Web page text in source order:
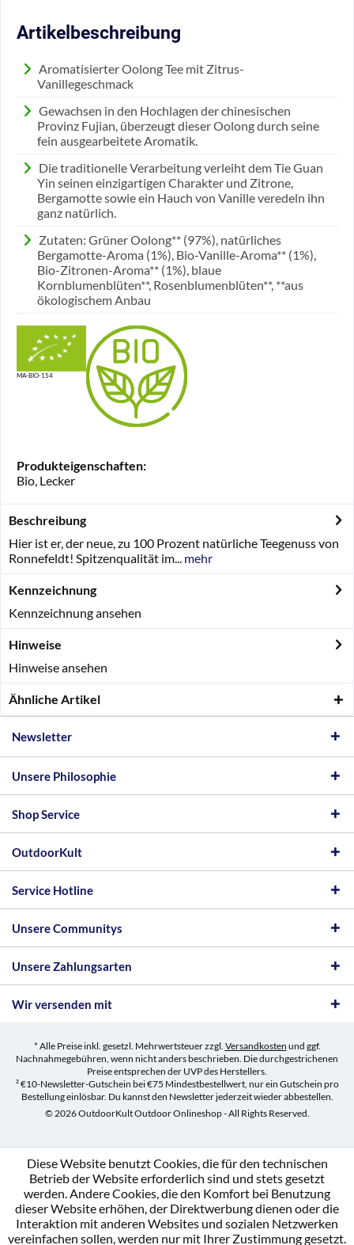
Artikelbeschreibung
Aromatisierter Oolong Tee mit Zitrus-
Vanillegeschmack
Gewachsen in den Hochlagen der chinesischen
Provinz Fujian, überzeugt dieser Oolong durch seine
fein ausgearbeitete Aromatik.
Die traditionelle Verarbeitung verleiht dem Tie Guan
Yin seinen einzigartigen Charakter und Zitrone,
Bergamotte sowie ein Hauch von Vanille veredeln ihn
ganz natürlich.
Zutaten: Grüner Oolong** (97%), natürliches
Bergamotte-Aroma (1%), Bio-Vanille-Aroma** (1%),
Bio-Zitronen-Aroma** (1%), blaue
Kornblumenblüten**, Rosenblumenblüten**, **aus
ökologischem Anbau
MA-BIO-154
Produkteigenschaften:
Bio, Lecker
Beschreibung
Hier ist er, der neue, zu 100 Prozent natürliche Teegenuss von
Ronnefeldt! Spitzenqualität im... mehr
Kennzeichnung
Kennzeichnung ansehen
Hinweise
Hinweise ansehen
Ähnliche Artikel
Newsletter
Unsere Philosophie
Shop Service
OutdoorKult
Service Hotline
Unsere Communitys
Unsere Zahlungsarten
Wir versenden mit
* Alle Preise inkl. gesetzl. Mehrwertsteuer zzgl. Versandkosten und ggf.
Nachnahmegebühren, wenn nicht anders beschrieben. Die durchgestrichenen
Preise entsprechen der UVP des Herstellers.
² €10-Newsletter-Gutschein bei €75 Mindestbestellwert, nur ein Gutschein pro
Bestellung einlösbar. Du kannst den Newsletter jederzeit wieder abbestellen.
© 2026 OutdoorKult Outdoor Onlineshop - All Rights Reserved.
Diese Website benutzt Cookies, die für den technischen
Betrieb der Website erforderlich sind und stets gesetzt
werden. Andere Cookies, die den Komfort bei Benutzung
dieser Website erhöhen, der Direktwerbung dienen oder die
Interaktion mit anderen Websites und sozialen Netzwerken
vereinfachen sollen, werden nur mit Ihrer Zustimmung gesetzt.